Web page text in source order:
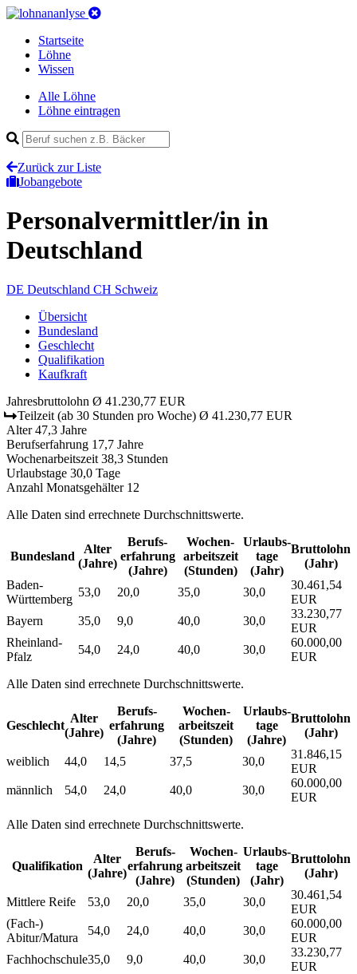
Startseite
Löhne
Wissen
Alle Löhne
Löhne eintragen
Zurück zur Liste
Jobangebote
Personalvermittler/in in
Deutschland
DE Deutschland CH Schweiz
Übersicht
Bundesland
Geschlecht
Qualifikation
Kaufkraft
Jahresbruttolohn Ø 41.230,77 EUR
Teilzeit (ab 30 Stunden pro Woche) Ø 41.230,77 EUR
Alter 47,3 Jahre
Berufserfahrung 17,7 Jahre
Wochenarbeitszeit 38,3 Stunden
Urlaubstage 30,0 Tage
Anzahl Monatsgehälter 12
Alle Daten sind errechnete Durchschnittswerte.
Bundesland
Alter
(Jahre)
Berufs­
erfahrung
(Jahre)
Wochen­
arbeitszeit
(Stunden)
Urlaubs­
tage
(Jahr)
Bruttolohn
(Jahr)
Baden-
Württemberg
53,0 20,0 35,0 30,0
30.461,54
EUR
Bayern
35,0 9,0 40,0 30,0
33.230,77
EUR
Rheinland-
Pfalz
54,0 24,0 40,0 30,0
60.000,00
EUR
Alle Daten sind errechnete Durchschnittswerte.
Geschlecht
Alter
(Jahre)
Berufs­
erfahrung
(Jahre)
Wochen­
arbeitszeit
(Stunden)
Urlaubs­
tage
(Jahre)
Bruttolohn
(Jahr)
weiblich 44,0 14,5 37,5 30,0
31.846,15
EUR
männlich
54,0 24,0 40,0 30,0
60.000,00
EUR
Alle Daten sind errechnete Durchschnittswerte.
Qualifikation
Alter
(Jahre)
Berufs­
erfahrung
(Jahre)
Wochen­
arbeitszeit
(Stunden)
Urlaubs­
tage
(Jahr)
Bruttolohn
(Jahr)
Mittlere Reife 53,0 20,0 35,0 30,0
30.461,54
EUR
(Fach-)
Abitur/Matura
54,0 24,0 40,0 30,0
60.000,00
EUR
Fachhochschule35,0 9,0 40,0 30,0
33.230,77
EUR